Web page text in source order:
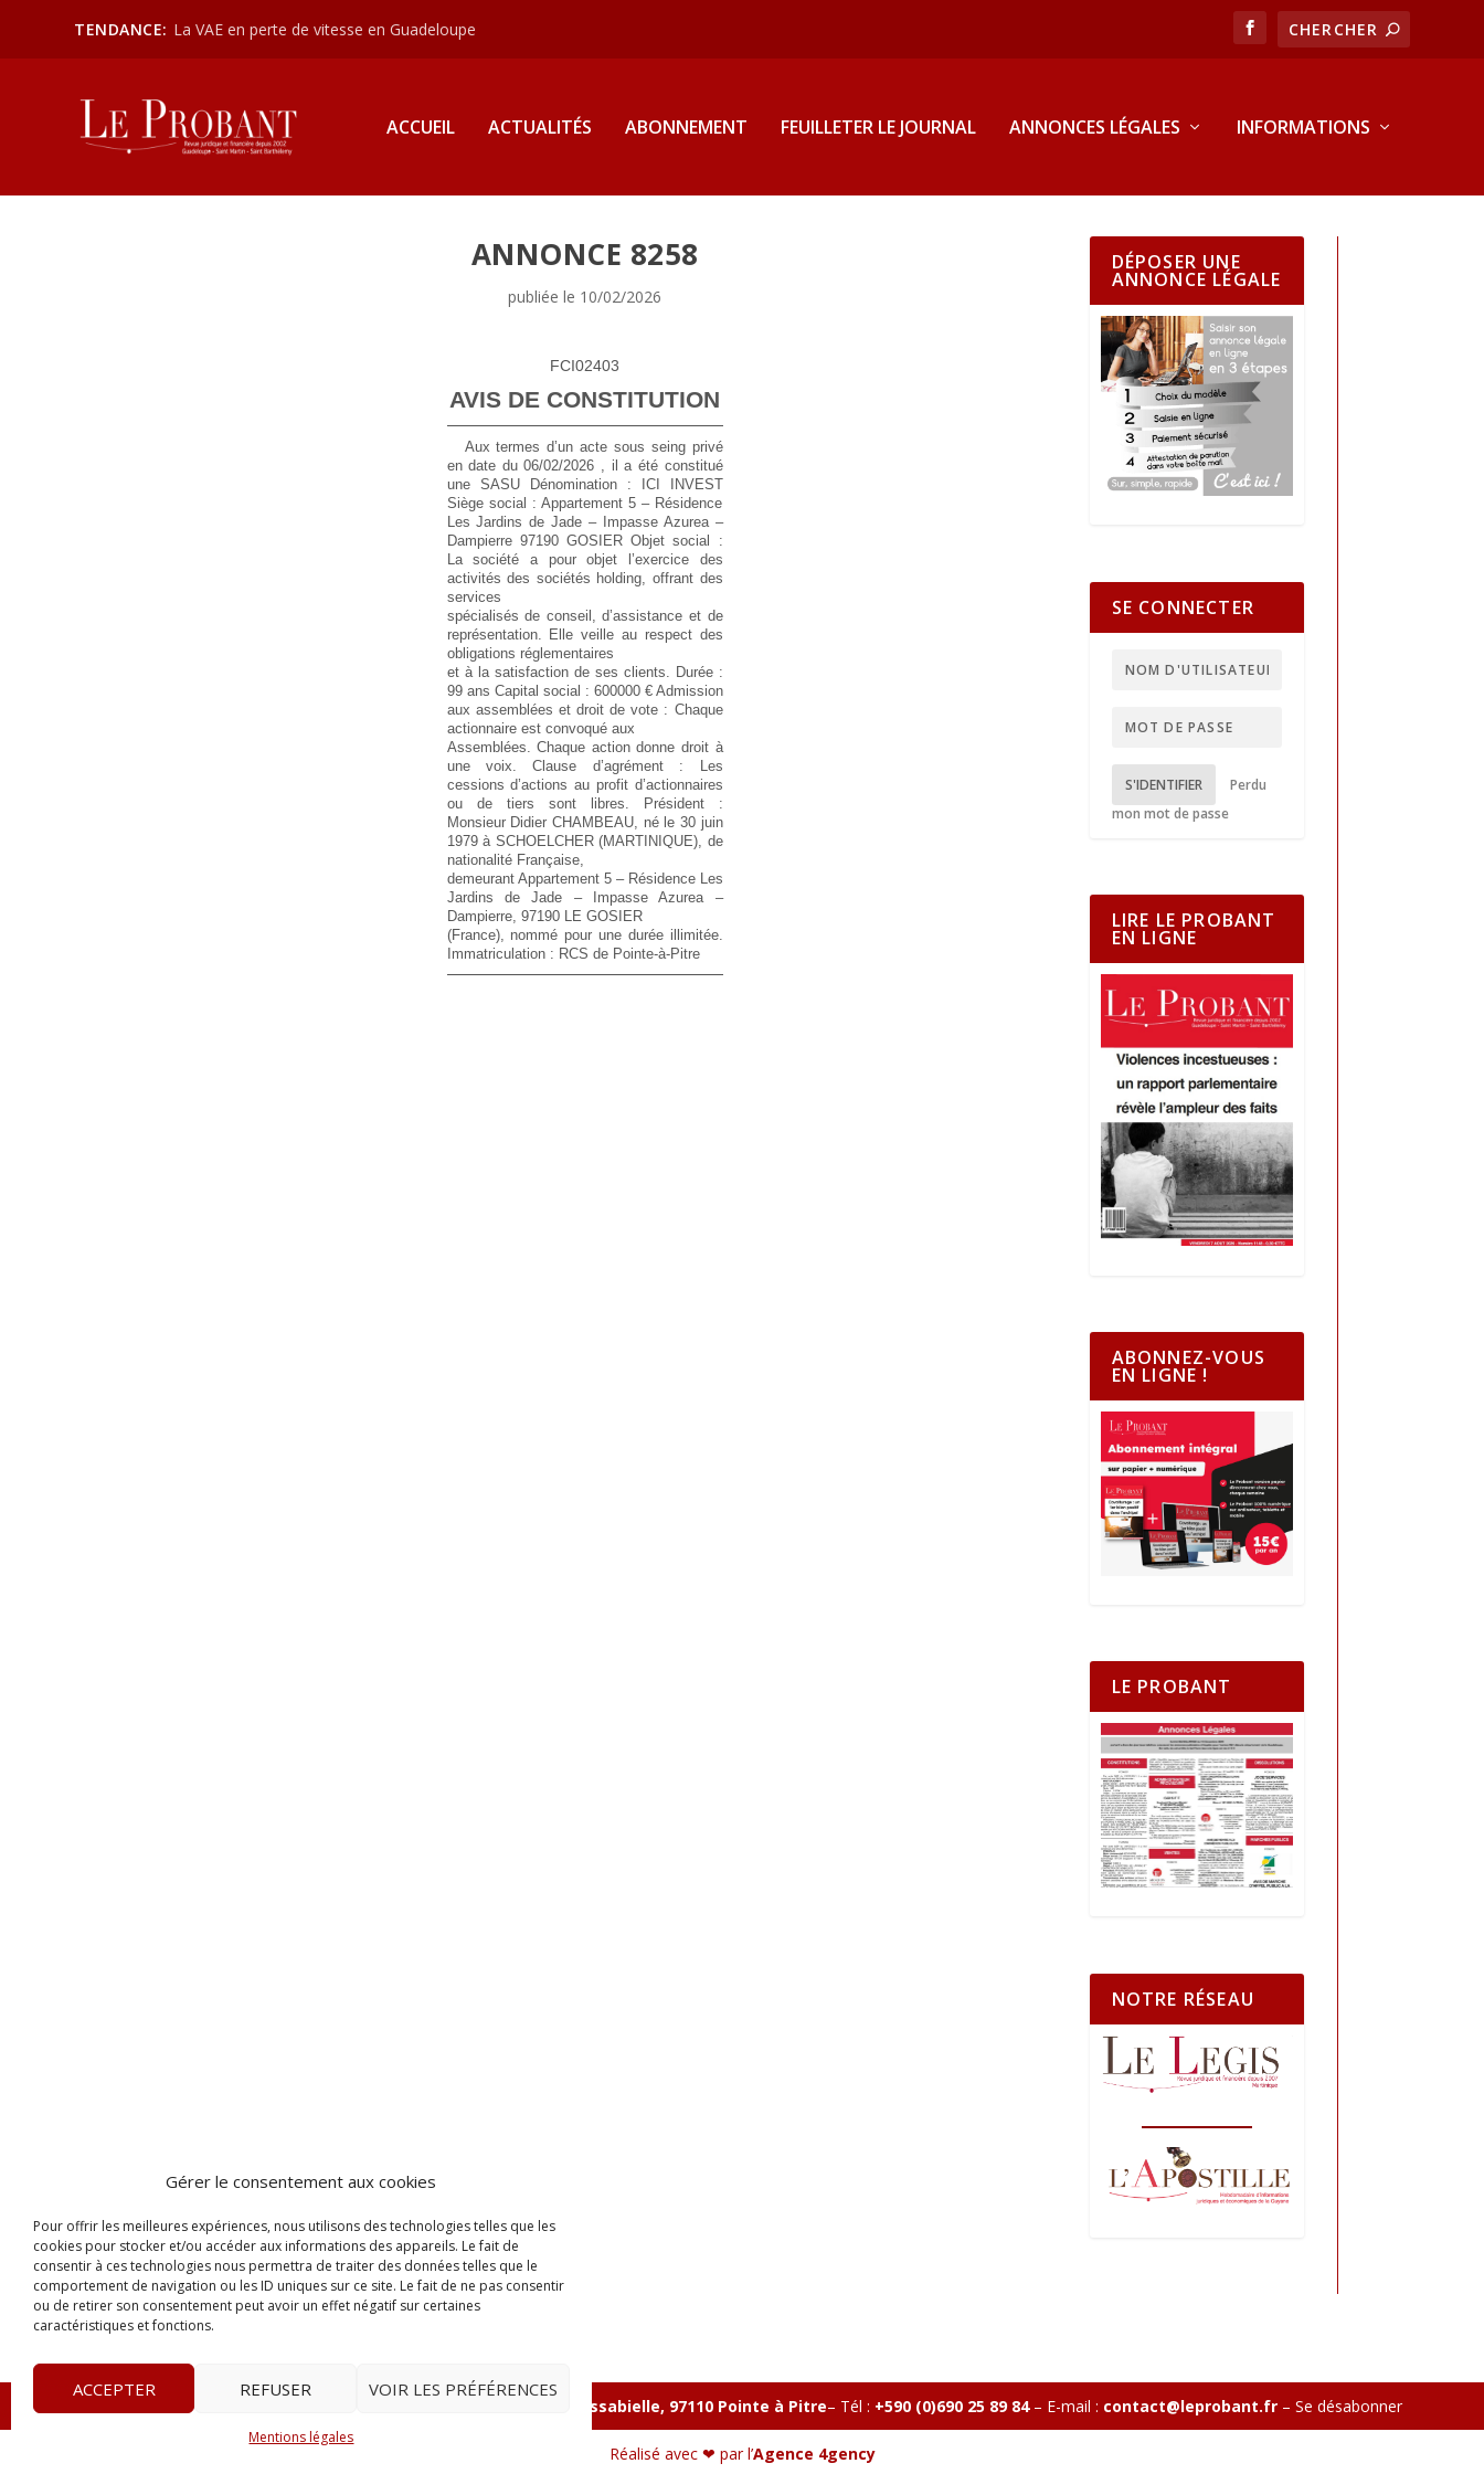
Gérer le consentement aux cookies
Pour offrir les meilleures expériences, nous utilisons des technologies telles que les
cookies pour stocker et/ou accéder aux informations des appareils. Le fait de
consentir à ces technologies nous permettra de traiter des données telles que le
comportement de navigation ou les ID uniques sur ce site. Le fait de ne pas consentir
ou de retirer son consentement peut avoir un effet négatif sur certaines
caractéristiques et fonctions.
ACCEPTER REFUSER VOIR LES PRÉFÉRENCES
Mentions légales
TENDANCE: La VAE en perte de vitesse en Guadeloupe
ACCUEIL ACTUALITÉS ABONNEMENT FEUILLETER LE JOURNAL ANNONCES LÉGALES INFORMATIONS
ANNONCE 8258
publiée le 10/02/2026
FCI02403
AVIS DE CONSTITUTION
Aux termes d’un acte sous seing privé
en date du 06/02/2026 , il a été constitué
une SASUDénomination :
ICI INVEST
Siège social : Appartement 5 – Résidence
Les Jardins de Jade – Impasse Azurea –
Dampierre 97190 GOSIERObjet social :
La société a pour objet l’exercice des
activités des sociétés holding, offrant des
services
spécialisés de conseil, d’assistance et de
représentation. Elle veille au respect des
obligations réglementaires
et à la satisfaction de ses clients. Durée :
99 ans Capital social : 600000 €Admission
aux assemblées et droit de vote : Chaque
actionnaire est convoqué aux
Assemblées. Chaque action donne droit à
une voix. Clause d’agrément :
Les
cessions d’actions au profit d’actionnaires
ou de tiers sont libres. Président :
Monsieur Didier CHAMBEAU, né le 30 juin
1979 à SCHOELCHER (MARTINIQUE), de
nationalité Française,
demeurant Appartement 5 – Résidence Les
Jardins de Jade – Impasse Azurea –
Dampierre, 97190 LE GOSIER
(France), nommé pour une durée illimitée.
Immatriculation : RCS de Pointe-à-Pitre
DÉPOSER UNE
ANNONCE LÉGALE
SE CONNECTER
S'IDENTIFIER
Perdu
mon mot de passe
LIRE LE PROBANT
EN LIGNE
ABONNEZ-VOUS
EN LIGNE !
LE PROBANT
NOTRE RÉSEAU
Le Probant Tour Massabielle, Rue Massabielle, 97110 Pointe à Pitre– Tél : +590 (0)690 25 89 84– E-mail : contact@leprobant.fr– Se désabonner
Réalisé avec ❤ par l’Agence 4gency